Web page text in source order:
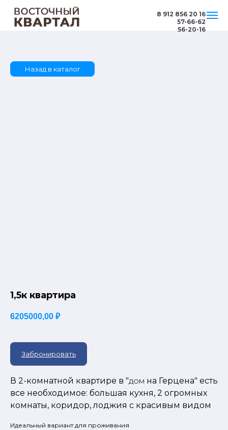
8 912 856 20 16
57-66-62
56-20-16
Назад в каталог
1,5к квартира
6205000,00 ₽
Забронировать
В 2-комнатной квартире в "ДОМ на Герцена" есть
все необходимое: большая кухня, 2 огромных
комнаты, коридор, лоджия с красивым видом
Идеальный вариант для проживания